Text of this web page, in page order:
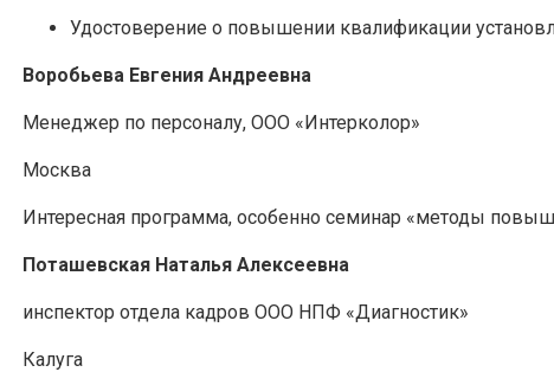
Удостоверение о повышении квалификации
Воробьева Евгения Андреевна
Менеджер по персоналу, ООО «Интерколор»
Москва
Интересная программа, особенно семинар «методы
Поташевская Наталья Алексеевна
инспектор отдела кадров ООО НПФ «Диагностик»
Калуга